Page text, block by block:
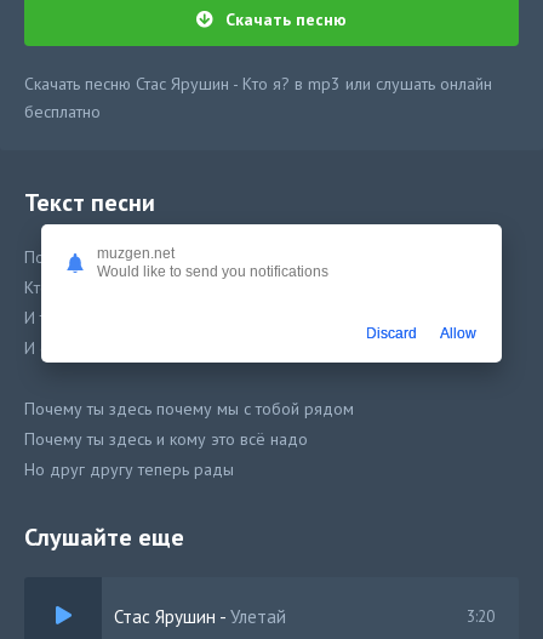
Скачать песню
Скачать песню Стас Ярушин - Кто я? в mp3 или слушать онлайн
бесплатно
Текст песни
Почему я здесь кто решил за меня это
Кто такой я есть повстречавший тебя летом
И твоим озарём светом
И сюда занесён ветром невзначай
Почему ты здесь почему мы с тобой рядом
Почему ты здесь и кому это всё надо
Но друг другу теперь рады
Кто ты излучая тёплый свет расскажи мне тет-а-тет
Слушайте еще
Стас Ярушин - Улетай 3:20
muzgen.net
Would like to send you notifications
Discard Allow